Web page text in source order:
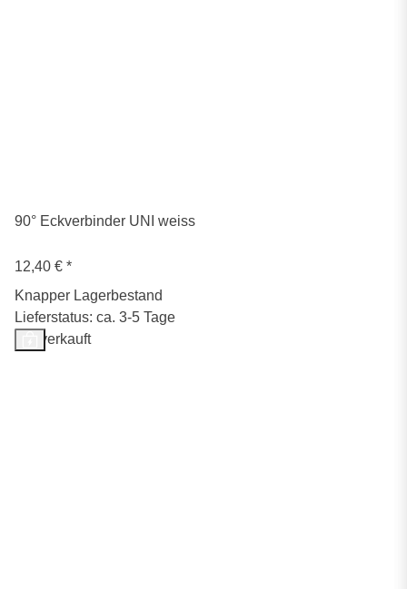
90° Eckverbinder UNI weiss
12,40 € *
Knapper Lagerbestand
Lieferstatus: ca. 3-5 Tage
Ausverkauft